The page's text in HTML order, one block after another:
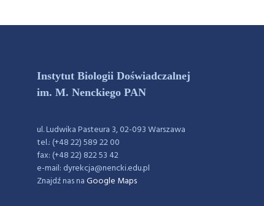
Instytut Biologii Doświadczalnej
im. M. Nenckiego PAN
ul. Ludwika Pasteura 3, 02-093 Warszawa
tel.: (+48 22) 589 22 00
fax: (+48 22) 822 53 42
e-mail: dyrekcja@nencki.edu.pl
Znajdź nas naGoogle Maps